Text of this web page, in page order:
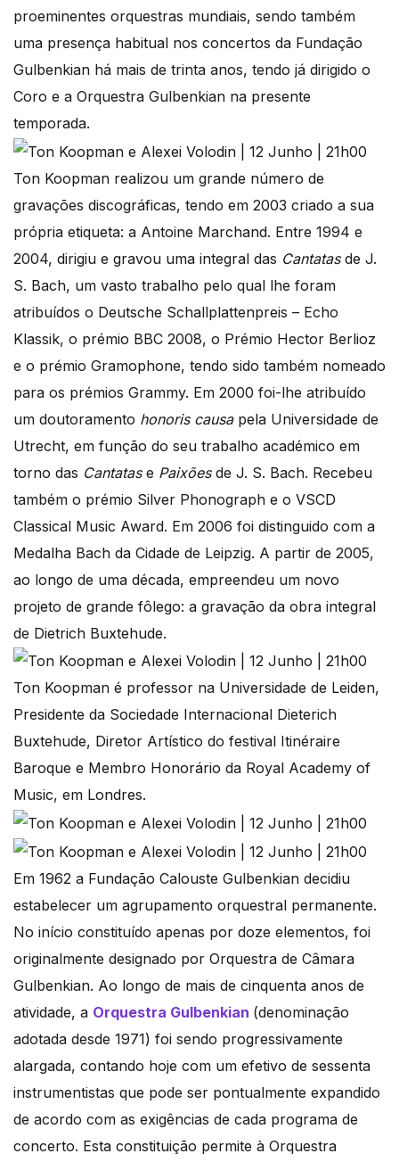
proeminentes orquestras mundiais, sendo também
uma presença habitual nos concertos da Fundação
Gulbenkian há mais de trinta anos, tendo já dirigido o
Coro e a Orquestra Gulbenkian na presente
temporada.
Ton Koopman realizou um grande número de
gravações discográficas, tendo em 2003 criado a sua
própria etiqueta: a Antoine Marchand. Entre 1994 e
2004, dirigiu e gravou uma integral das Cantatas de J.
S. Bach, um vasto trabalho pelo qual lhe foram
atribuídos o Deutsche Schallplattenpreis – Echo
Klassik, o prémio BBC 2008, o Prémio Hector Berlioz
e o prémio Gramophone, tendo sido também nomeado
para os prémios Grammy. Em 2000 foi-lhe atribuído
um doutoramento honoris causa pela Universidade de
Utrecht, em função do seu trabalho académico em
torno das Cantatas e Paixões de J. S. Bach. Recebeu
também o prémio Silver Phonograph e o VSCD
Classical Music Award. Em 2006 foi distinguido com a
Medalha Bach da Cidade de Leipzig. A partir de 2005,
ao longo de uma década, empreendeu um novo
projeto de grande fôlego: a gravação da obra integral
de Dietrich Buxtehude.
Ton Koopman é professor na Universidade de Leiden,
Presidente da Sociedade Internacional Dieterich
Buxtehude, Diretor Artístico do festival Itinéraire
Baroque e Membro Honorário da Royal Academy of
Music, em Londres.
Em 1962 a Fundação Calouste Gulbenkian decidiu
estabelecer um agrupamento orquestral permanente.
No início constituído apenas por doze elementos, foi
originalmente designado por Orquestra de Câmara
Gulbenkian. Ao longo de mais de cinquenta anos de
atividade, a Orquestra Gulbenkian (denominação
adotada desde 1971) foi sendo progressivamente
alargada, contando hoje com um efetivo de sessenta
instrumentistas que pode ser pontualmente expandido
de acordo com as exigências de cada programa de
concerto. Esta constituição permite à Orquestra